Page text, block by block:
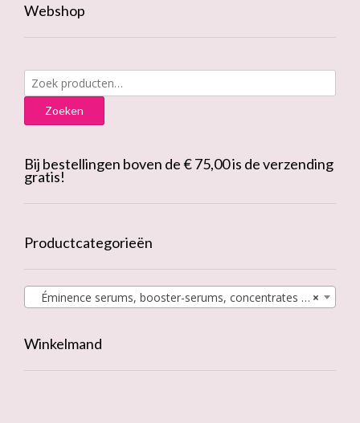
Webshop
Zoeken
naar:
Zoeken
Bij bestellingen boven de € 75,00 is de verzending
gratis!
Productcategorieën
×
Éminence serums, booster-serums, concentrates & oils
Winkelmand